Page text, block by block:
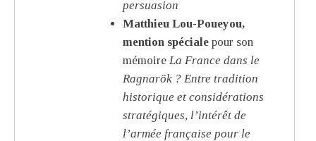
persuasion
Matthieu Lou-Poueyou,
mention spécialepour son
mémoire La France dans le
Ragnarök ? Entre tradition
historique et considérations
stratégiques, l’intérêt de
l’armée française pour le